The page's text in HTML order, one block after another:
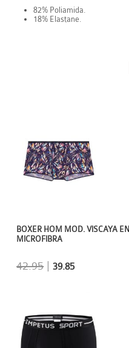
82% Poliamida.
18% Elastane.
BOXER HOM MOD. VISCAYA EN
MICROFIBRA
42.95 |39.85